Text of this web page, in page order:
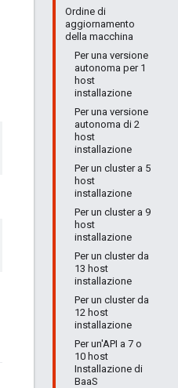
Ordine di
aggiornamento
della macchina
Per una versione
autonoma per 1
host
installazione
Per una versione
autonoma di 2
host
installazione
Per un cluster a 5
host
installazione
Per un cluster a 9
host
installazione
Per un cluster da
13 host
installazione
Per un cluster da
12 host
installazione
Per un'API a 7 o
10 host
Installazione di
BaaS